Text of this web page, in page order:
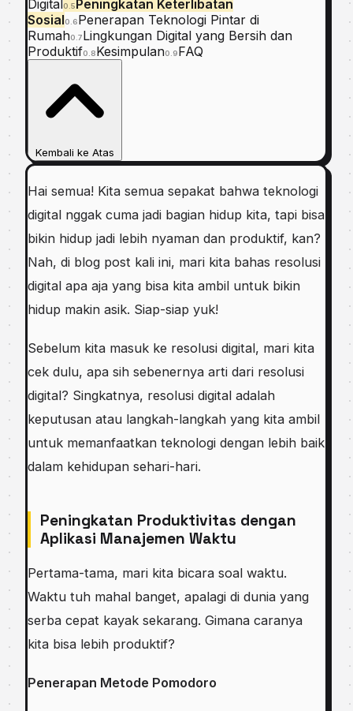
Digital 0.5 Peningkatan Keterlibatan
Sosial0.6Penerapan Teknologi Pintar di
Rumah0.7Lingkungan Digital yang Bersih dan
Produktif0.8Kesimpulan0.9FAQ
Kembali ke Atas
Hai semua! Kita semua sepakat bahwa teknologi
digital nggak cuma jadi bagian hidup kita, tapi bisa
bikin hidup jadi lebih nyaman dan produktif, kan?
Nah, di blog post kali ini, mari kita bahas resolusi
digital apa aja yang bisa kita ambil untuk bikin
hidup makin asik. Siap-siap yuk!
Sebelum kita masuk ke resolusi digital, mari kita
cek dulu, apa sih sebenernya arti dari resolusi
digital? Singkatnya, resolusi digital adalah
keputusan atau langkah-langkah yang kita ambil
untuk memanfaatkan teknologi dengan lebih baik
dalam kehidupan sehari-hari.
Peningkatan Produktivitas dengan
Aplikasi Manajemen Waktu
Pertama-tama, mari kita bicara soal waktu.
Waktu tuh mahal banget, apalagi di dunia yang
serba cepat kayak sekarang. Gimana caranya
kita bisa lebih produktif?
Penerapan Metode Pomodoro